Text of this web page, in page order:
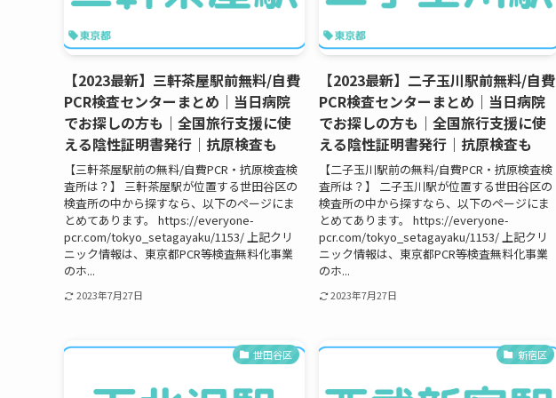
【2023最新】三軒茶屋駅前無料/自費
PCR検査センターまとめ｜当日病院
でお探しの方も｜全国旅行支援に使
える陰性証明書発行｜抗原検査も
【三軒茶屋駅前の無料/自費PCR・抗原検査検
査所は？】 三軒茶屋駅が位置する世田谷区の
検査所の中から探すなら、以下のページにま
とめてあります。 https://everyone-
pcr.com/tokyo_setagayaku/1153/ 上記クリ
ニック情報は、東京都PCR等検査無料化事業
のホ...
2023年7月27日
【2023最新】二子玉川駅前無料/自費
PCR検査センターまとめ｜当日病院
でお探しの方も｜全国旅行支援に使
える陰性証明書発行｜抗原検査も
【二子玉川駅前の無料/自費PCR・抗原検査検
査所は？】 二子玉川駅が位置する世田谷区の
検査所の中から探すなら、以下のページにま
とめてあります。 https://everyone-
pcr.com/tokyo_setagayaku/1153/ 上記クリ
ニック情報は、東京都PCR等検査無料化事業
のホ...
2023年7月27日
世田谷区 新宿区